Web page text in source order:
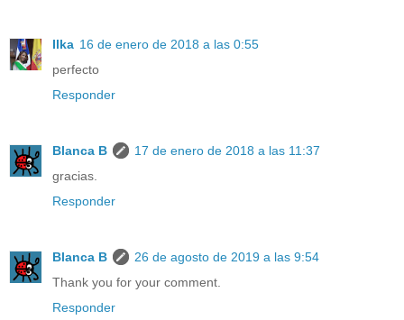
Ilka 16 de enero de 2018 a las 0:55
perfecto
Responder
Blanca B
17 de enero de 2018 a las 11:37
gracias.
Responder
Blanca B
26 de agosto de 2019 a las 9:54
Thank you for your comment.
Responder